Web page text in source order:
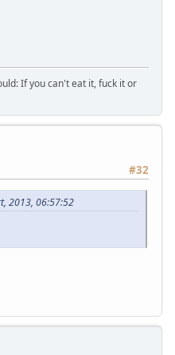
If you can't eat it, fuck it or
#32
2013, 06:57:52